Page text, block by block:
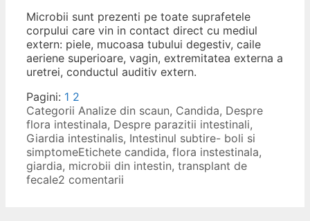
Microbii sunt prezenti pe toate suprafetele
corpului care vin in contact direct cu mediul
extern: piele, mucoasa tubului degestiv, caile
aeriene superioare, vagin, extremitatea externa a
uretrei, conductul auditiv extern.
Pagini: 1 2
Categorii Analize din scaun, Candida, Despre
flora intestinala, Despre parazitii intestinali,
Giardia intestinalis, Intestinul subtire- boli si
simptomeEtichete candida, flora instestinala,
giardia, microbii din intestin, transplant de
fecale2 comentarii